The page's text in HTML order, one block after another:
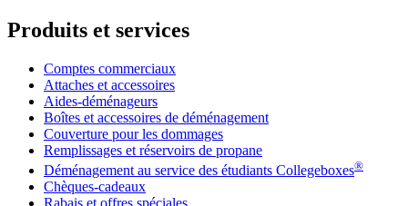
Produits et services
Comptes commerciaux
Attaches et accessoires
Aides-déménageurs
Boîtes et accessoires de déménagement
Couverture pour les dommages
Remplissages et réservoirs de propane
Déménagement au service des étudiants Collegeboxes®
Chèques-cadeaux
Rabais et offres spéciales